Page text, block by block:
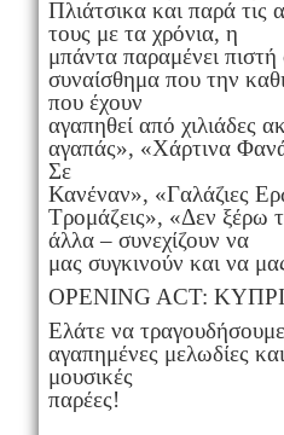
Πλιάτσικα και παρά τις
τους με τα χρόνια, η
μπάντα παραμένει
συναίσθημα που την
που έχουν
αγαπηθεί από χιλιάδες
αγαπάς», «Χάρτινα
Σε
Κανέναν», «Γαλάζιες
Τρομάζεις», «Δεν ξέρω
άλλα – συνεχίζουν να
μας συγκινούν και να
OPENING ACT:
Ελάτε να
αγαπημένες μελωδίες
μουσικές
παρέες!